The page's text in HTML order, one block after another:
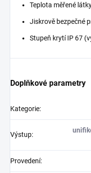
Teplota měřené
Jiskrově bezpečné
Stupeň krytí IP 67
Doplňkové parametry
Kategorie:
Výstup:
Provedení: